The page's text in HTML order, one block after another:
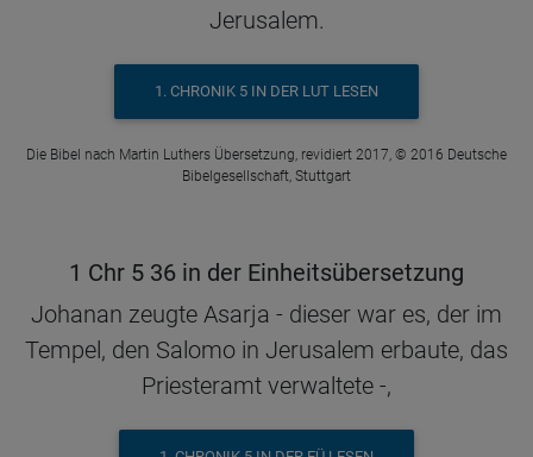
Jerusalem.
1. CHRONIK 5 IN DER LUT LESEN
Die Bibel nach Martin Luthers Übersetzung, revidiert 2017, © 2016 Deutsche
Bibelgesellschaft, Stuttgart
1 Chr 5 36 in der Einheitsübersetzung
Johanan zeugte Asarja - dieser war es, der im
Tempel, den Salomo in Jerusalem erbaute, das
Priesteramt verwaltete -,